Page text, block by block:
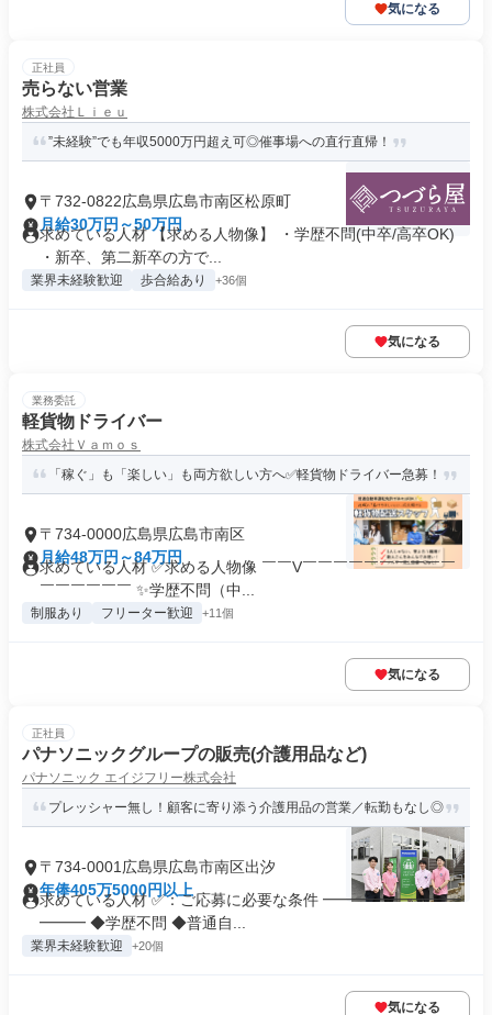
気になる
正社員
売らない営業
株式会社Ｌｉｅｕ
”未経験”でも年収5000万円超え可◎催事場への直行直帰！
〒732-0822広島県広島市南区松原町
月給30万円～50万円
求めている人材 【求める人物像】 ・学歴不問(中卒/高卒OK)
・新卒、第二新卒の方で...
業界未経験歓迎 歩合給あり +36個
気になる
業務委託
軽貨物ドライバー
株式会社Ｖａｍｏｓ
「稼ぐ」も「楽しい」も両方欲しい方へ✅軽貨物ドライバー急募！
〒734-0000広島県広島市南区
月給48万円～84万円
求めている人材 ✅求める人物像 ￣￣V￣￣￣￣￣￣￣￣￣￣
￣￣￣￣￣￣ ✨学歴不問（中...
制服あり フリーター歓迎 +11個
気になる
正社員
パナソニックグループの販売(介護用品など)
パナソニック エイジフリー株式会社
プレッシャー無し！顧客に寄り添う介護用品の営業／転勤もなし◎
〒734-0001広島県広島市南区出汐
年俸405万5000円以上
求めている人材 ✅：ご応募に必要な条件 ━━━━━━━━━
━━━ ◆学歴不問 ◆普通自...
業界未経験歓迎 +20個
気になる